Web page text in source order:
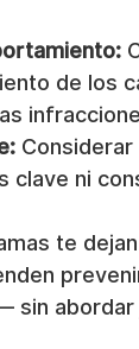
de los
clave ni
te
abordar